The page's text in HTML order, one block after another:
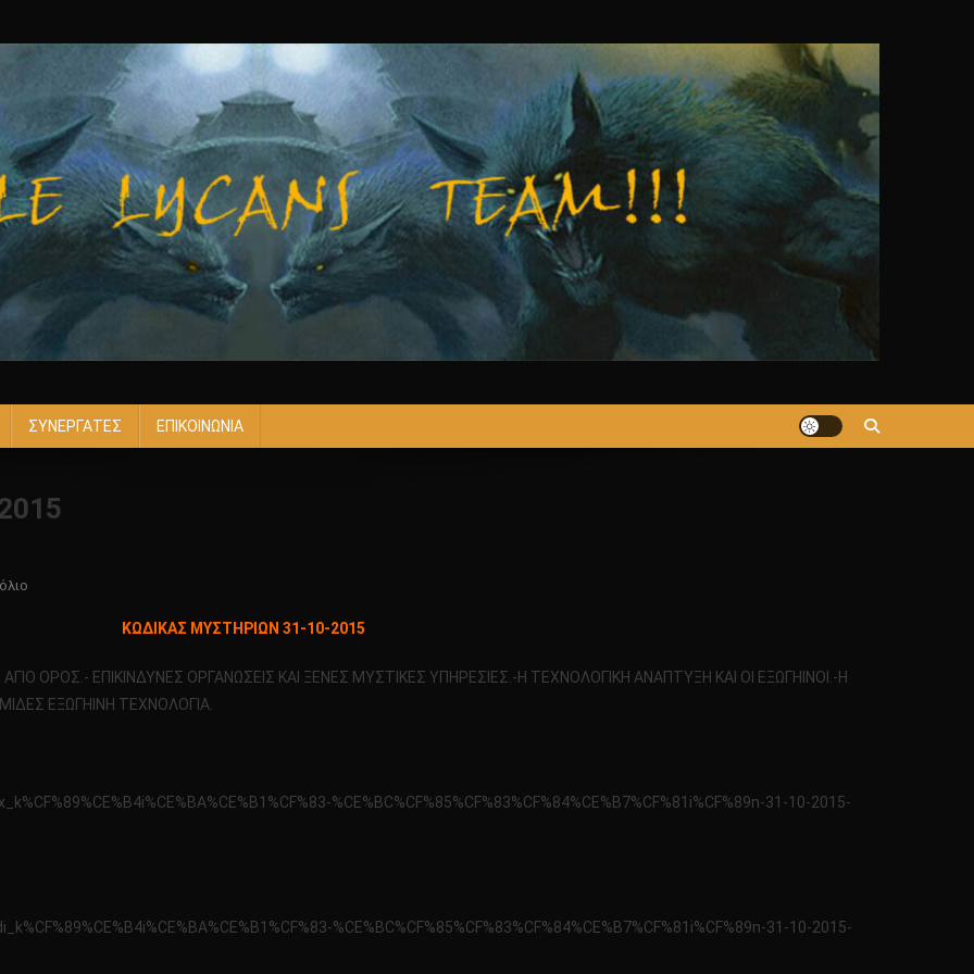
ΣΥΝΕΡΓΑΤΕΣ ΕΠΙΚΟΙΝΩΝΙΑ
31-
10-
KΩΔΙΚΑΣ ΜΥΣΤΗΡΙΩΝ 31-10-2015
ΟΡΟΣ.- ΕΠΙΚΙΝΔΥΝΕΣ ΟΡΓΑΝΩΣΕΙΣ ΚΑΙ ΞΕΝΕΣ ΜΥΣΤΙΚΕΣ ΥΠΗΡΕΣΙΕΣ.-Η ΤΕΧΝΟΛΟΓΙΚΗ ΑΝΑΠΤΥΞΗ ΚΑΙ ΟΙ ΕΞΩΓΗΙΝΟΙ.-H
ΕΞΩΓΗΙΝΗ ΤΕΧΝΟΛΟΓΙΑ.
%CE%BC%CF%85%CF%83%CF%84%CE%B7%CF%81i%CF%89n-31-10-2015-
%CE%BC%CF%85%CF%83%CF%84%CE%B7%CF%81i%CF%89n-31-10-2015-